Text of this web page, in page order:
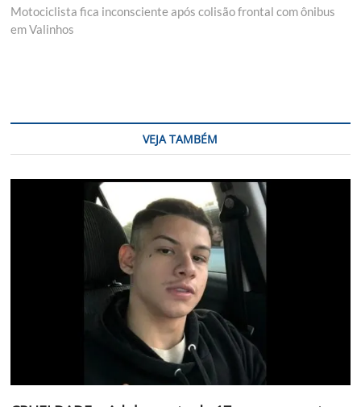
post:
Motociclista fica inconsciente após colisão frontal com ônibus
em Valinhos
VEJA TAMBÉM